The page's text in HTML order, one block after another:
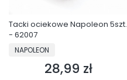
Tacki ociekowe Napoleon 5szt.
- 62007
PRODUCENT
NAPOLEON
Cena
28,99 zł